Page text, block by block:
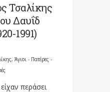
Τσαλίκης
Δαυΐδ
1991)
, Άγιοι - Πατέρες -
περάσει